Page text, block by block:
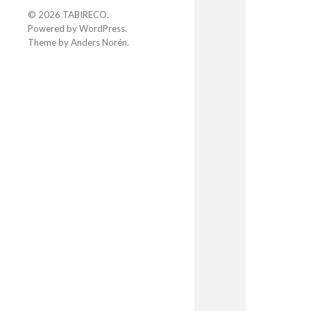
© 2026 TABIRECO.
Powered byWordPress.
Theme byAnders Norén.